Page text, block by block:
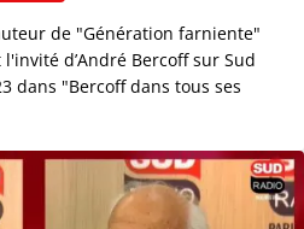
de "Génération farniente"
d’André Bercoff sur Sud
dans "Bercoff dans tous ses